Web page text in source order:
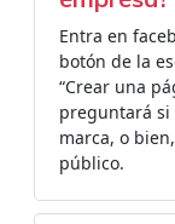
Entra en
botón de la
“Crear una
preguntará si
marca, o
público.